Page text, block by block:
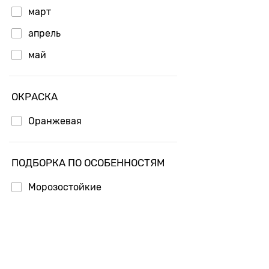
март
апрель
май
ОКРАСКА
Оранжевая
ПОДБОРКА ПО ОСОБЕННОСТЯМ
Морозостойкие